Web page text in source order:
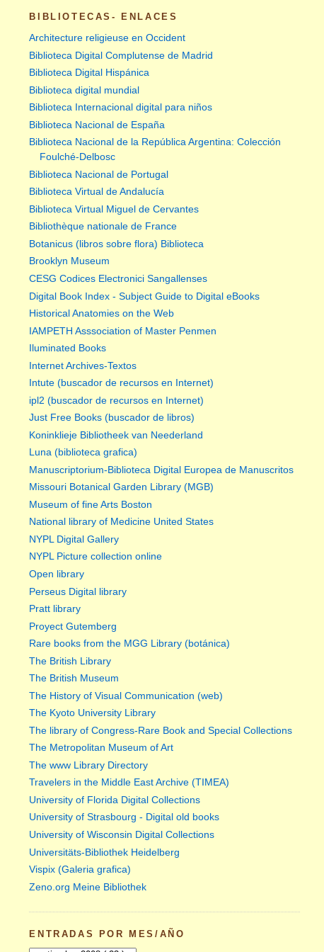
BIBLIOTECAS- ENLACES
Architecture religieuse en Occident
Biblioteca Digital Complutense de Madrid
Biblioteca Digital Hispánica
Biblioteca digital mundial
Biblioteca Internacional digital para niños
Biblioteca Nacional de España
Biblioteca Nacional de la República Argentina: Colección
Foulché-Delbosc
Biblioteca Nacional de Portugal
Biblioteca Virtual de Andalucía
Biblioteca Virtual Miguel de Cervantes
Bibliothèque nationale de France
Botanicus (libros sobre flora) Biblioteca
Brooklyn Museum
CESG Codices Electronici Sangallenses
Digital Book Index - Subject Guide to Digital eBooks
Historical Anatomies on the Web
IAMPETH Asssociation of Master Penmen
Iluminated Books
Internet Archives-Textos
Intute (buscador de recursos en Internet)
ipl2 (buscador de recursos en Internet)
Just Free Books (buscador de libros)
Koninklieje Bibliotheek van Neederland
Luna (biblioteca grafica)
Manuscriptorium-Biblioteca Digital Europea de Manuscritos
Missouri Botanical Garden Library (MGB)
Museum of fine Arts Boston
National library of Medicine United States
NYPL Digital Gallery
NYPL Picture collection online
Open library
Perseus Digital library
Pratt library
Proyect Gutemberg
Rare books from the MGG Library (botánica)
The British Library
The British Museum
The History of Visual Communication (web)
The Kyoto University Library
The library of Congress-Rare Book and Special Collections
The Metropolitan Museum of Art
The www Library Directory
Travelers in the Middle East Archive (TIMEA)
University of Florida Digital Collections
University of Strasbourg - Digital old books
University of Wisconsin Digital Collections
Universitäts-Bibliothek Heidelberg
Vispix (Galeria grafica)
Zeno.org Meine Bibliothek
ENTRADAS POR MES/AÑO